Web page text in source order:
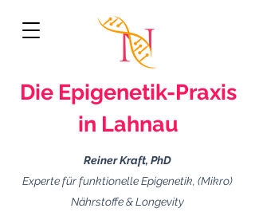
Die Epigenetik-Praxis
in Lahnau
Reiner Kraft, PhD
Experte für funktionelle Epigenetik, (Mikro)
Nährstoffe & Longevity